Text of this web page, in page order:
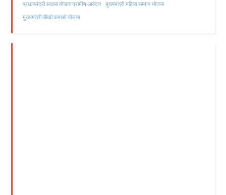
प्रधानमंत्री आवास योजना ग्रामीण आवेदन मुख्यमंत्री महिला सम्मान योजना
मुख्यमंत्री सीखो कमाओ योजना